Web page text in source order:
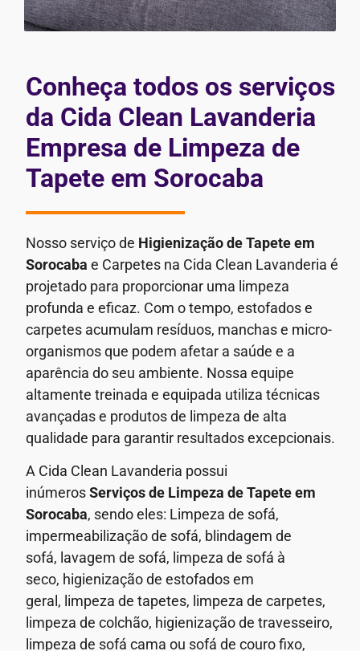
Conheça todos os serviços
da Cida Clean Lavanderia
Empresa de Limpeza de
Tapete em Sorocaba
Nosso serviço de Higienização de Tapete em
Sorocaba e Carpetes na Cida Clean Lavanderia é
projetado para proporcionar uma limpeza
profunda e eficaz. Com o tempo, estofados e
carpetes acumulam resíduos, manchas e micro-
organismos que podem afetar a saúde e a
aparência do seu ambiente. Nossa equipe
altamente treinada e equipada utiliza técnicas
avançadas e produtos de limpeza de alta
qualidade para garantir resultados excepcionais.
A Cida Clean Lavanderia possui
inúmerosServiços de Limpeza de Tapete em
Sorocaba, sendo eles: Limpeza de sofá,
impermeabilização de sofá, blindagem de
sofá, lavagem de sofá, limpeza de sofá à
seco, higienização de estofados em
geral, limpeza de tapetes, limpeza de carpetes,
limpeza de colchão, higienização de travesseiro,
limpeza de sofá cama ou sofá de couro fixo,